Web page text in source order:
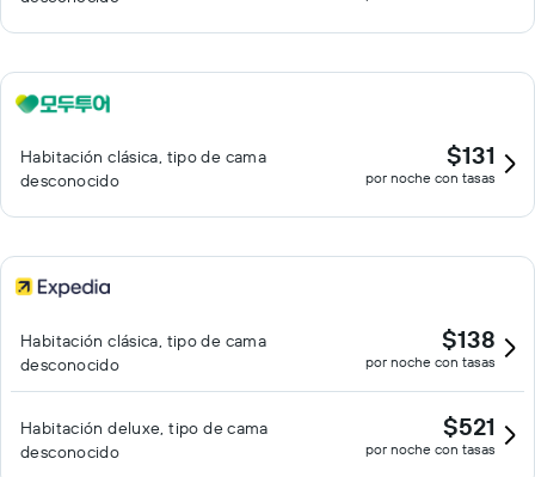
Habitación clásica, tipo de cama
desconocido
$131
por noche con tasas
Habitación clásica, tipo de cama
desconocido
$138
por noche con tasas
Habitación deluxe, tipo de cama
desconocido
$521
por noche con tasas